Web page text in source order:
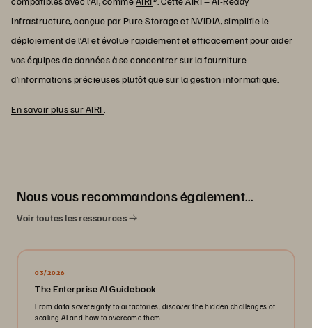
Infrastructure, conçue par Pure Storage et NVIDIA, simplifie le
déploiement de l’AI et évolue rapidement et efficacement pour aider
vos équipes de données à se concentrer sur la fourniture
d’informations précieuses plutôt que sur la gestion informatique.
En savoir plus sur AIRI
Nous vous recommandons également…
Voir toutes les ressources
03/2026
The Enterprise AI Guidebook
From data sovereignty to ai factories, discover the hidden challenges of
scaling AI and how to overcome them.